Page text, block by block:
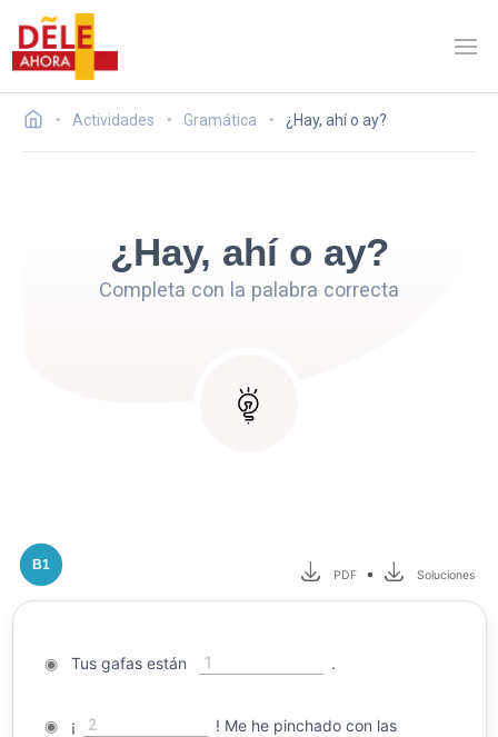
Actividades Gramática ¿Hay, ahí o ay?
¿Hay, ahí o ay?
Completa con la palabra correcta
B1
PDF • Soluciones
◉Tus gafas están 1 .
◉¡ 2
! Me he pinchado con las